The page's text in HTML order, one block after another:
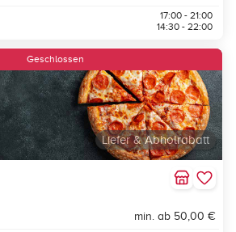
17:00 - 21:00
14:30 - 22:00
Liefer & Abholrabatt
Geschlossen
min. ab 50,00 €